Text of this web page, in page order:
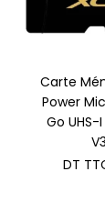
Carte
Power
Go UHS-
DT